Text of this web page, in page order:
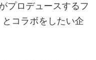
プロデュースするフ
コラボをしたい企